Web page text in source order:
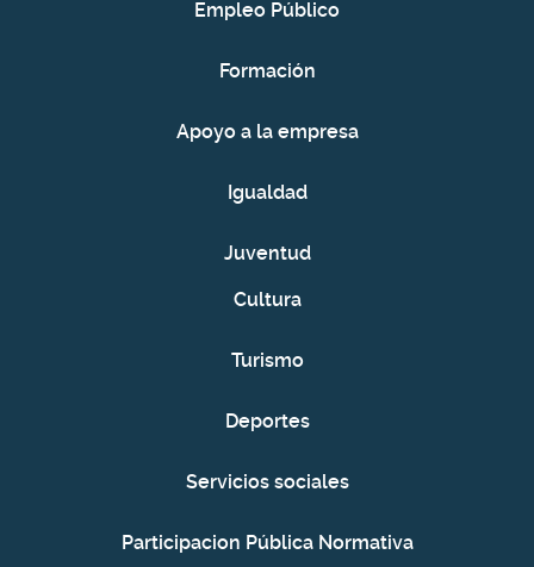
Empleo Público
Formación
Apoyo a la empresa
Igualdad
Juventud
Cultura
Turismo
Deportes
Servicios sociales
Participacion Pública Normativa